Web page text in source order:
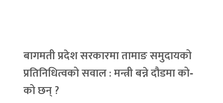
बागमती प्रदेश सरकारमा तामाङ समुदायको
प्रतिनिधित्वको सवाल : मन्त्री बन्ने दौडमा को‐
को छन् ?